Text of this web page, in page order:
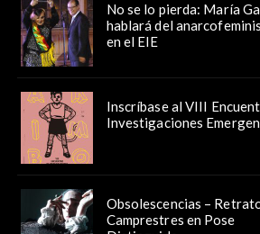
No se lo pierda: María
hablará del
en el EIE
Inscríbase al VIII
Investigaciones
Obsolescencias –
Camprestres en Pose